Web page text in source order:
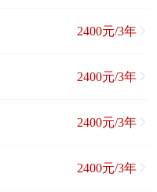
2400元/3年
2400元/3年
2400元/3年
2400元/3年